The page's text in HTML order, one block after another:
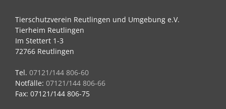
Tierschutzverein Reutlingen und Umgebung e.V.
Tierheim Reutlingen
Im Stettert 1-3
72766 Reutlingen
Tel. 07121/144 806-60
Notfälle: 07121/144 806-66
Fax: 07121/144 806-75